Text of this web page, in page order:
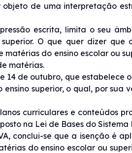
de uma interpretação
escrita, limita o seu
O que quer dizer que
do ensino escolar ou
matérias.
14 de outubro, que estabelece
superior, o qual, por sua
curriculares e conteúdos
na Lei de Bases do Sistema
conclui-se que a isenção é
do ensino escolar ou